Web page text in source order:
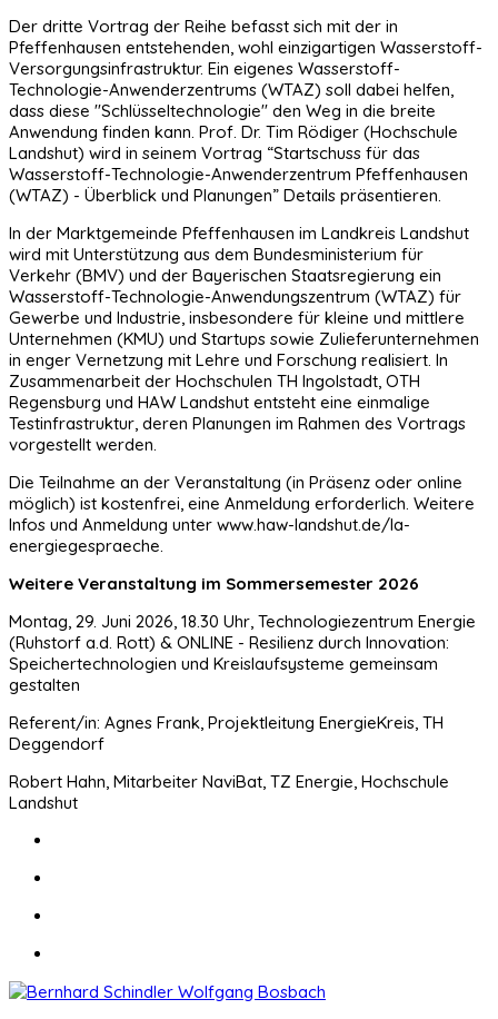
Der dritte Vortrag der Reihe befasst sich mit der in
Pfeffenhausen entstehenden, wohl einzigartigen Wasserstoff-
Versorgungsinfrastruktur. Ein eigenes Wasserstoff-
Technologie-Anwenderzentrums (WTAZ) soll dabei helfen,
dass diese "Schlüsseltechnologie" den Weg in die breite
Anwendung finden kann. Prof. Dr. Tim Rödiger (Hochschule
Landshut) wird in seinem Vortrag “Startschuss für das
Wasserstoff-Technologie-Anwenderzentrum Pfeffenhausen
(WTAZ) - Überblick und Planungen” Details präsentieren.
In der Marktgemeinde Pfeffenhausen im Landkreis Landshut
wird mit Unterstützung aus dem Bundesministerium für
Verkehr (BMV) und der Bayerischen Staatsregierung ein
Wasserstoff-Technologie-Anwendungszentrum (WTAZ) für
Gewerbe und Industrie, insbesondere für kleine und mittlere
Unternehmen (KMU) und Startups sowie Zulieferunternehmen
in enger Vernetzung mit Lehre und Forschung realisiert. In
Zusammenarbeit der Hochschulen TH Ingolstadt, OTH
Regensburg und HAW Landshut entsteht eine einmalige
Testinfrastruktur, deren Planungen im Rahmen des Vortrags
vorgestellt werden.
Die Teilnahme an der Veranstaltung (in Präsenz oder online
möglich) ist kostenfrei, eine Anmeldung erforderlich. Weitere
Infos und Anmeldung unter www.haw-landshut.de/la-
energiegespraeche.
Weitere Veranstaltung im Sommersemester 2026
Montag, 29. Juni 2026, 18.30 Uhr, Technologiezentrum Energie
(Ruhstorf a.d. Rott) & ONLINE - Resilienz durch Innovation:
Speichertechnologien und Kreislaufsysteme gemeinsam
gestalten
Referent/in: Agnes Frank, Projektleitung EnergieKreis, TH
Deggendorf
Robert Hahn, Mitarbeiter NaviBat, TZ Energie, Hochschule
Landshut